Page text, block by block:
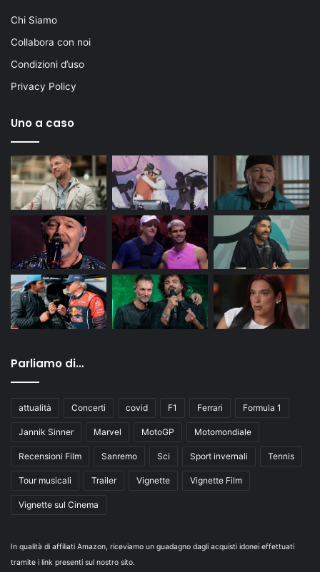
Chi Siamo
Collabora con noi
Condizioni d’uso
Privacy Policy
Uno a caso
Parliamo di…
attualità Concerti covid F1 Ferrari Formula 1
Jannik Sinner Marvel MotoGP Motomondiale
Recensioni Film Sanremo Sci Sport invernali Tennis
Tour musicali Trailer Vignette Vignette Film
Vignette sul Cinema
In qualità di affiliati Amazon, riceviamo un guadagno dagli acquisti idonei effettuati
tramite i link presenti sul nostro sito.